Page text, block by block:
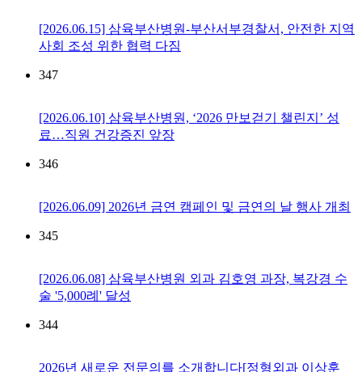
[2026.06.15] 삼육부산병원-부산서부경찰서, 안전한 지역
사회 조성 위한 협력 다짐
347
[2026.06.10] 삼육부산병원, ‘2026 만보걷기 챌린지’ 성
료…직원 건강증진 앞장
346
[2026.06.09] 2026년 금연 캠페인 및 금연의 날 행사 개최
345
[2026.06.08] 삼육부산병원 외과 김호영 과장, 복강경 수
술 '5,000례' 달성
344
2026년 새로운 전문의를 소개합니다[정형외과 이상훈